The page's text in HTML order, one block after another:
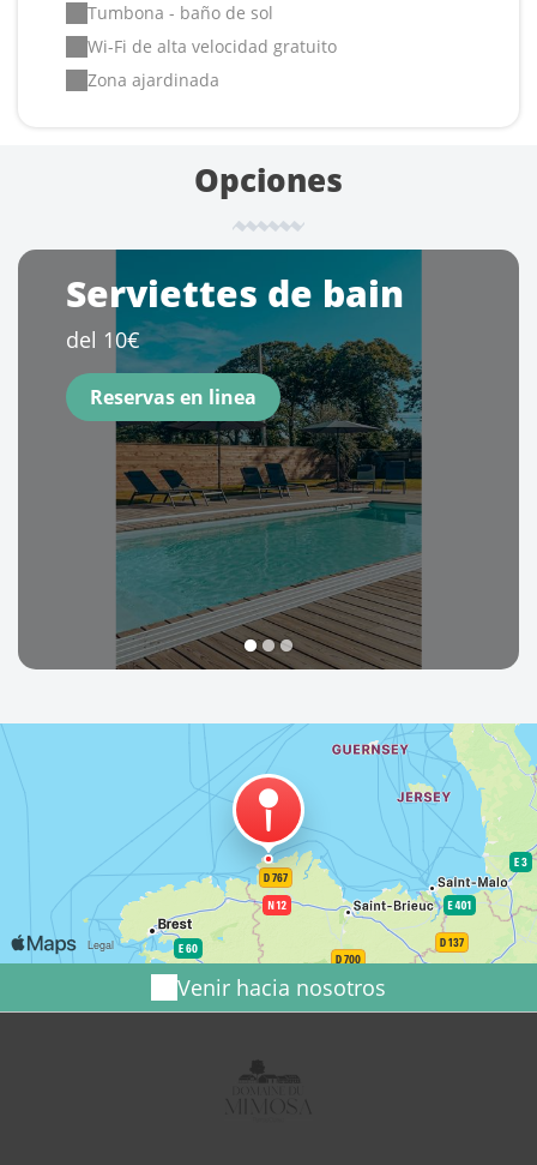
Tumbona - baño de sol
Wi-Fi de alta velocidad gratuito
Zona ajardinada
Opciones
Serviettes de bain
del 10€
Reservas en linea
1 2 3
Venir hacia nosotros